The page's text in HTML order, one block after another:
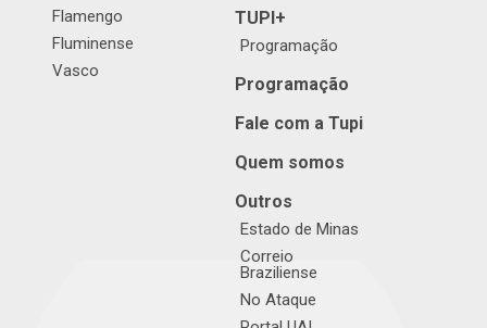
Flamengo
Fluminense
Vasco
TUPI+
Programação
Programação
Fale com a Tupi
Quem somos
Outros
Estado de Minas
Correio
Braziliense
No Ataque